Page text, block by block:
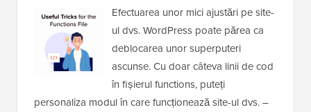
Efectuarea unor mici ajustări pe site-
ul dvs. WordPress poate părea ca
deblocarea unor superputeri
ascunse. Cu doar câteva linii de cod
în fișierul functions, puteți
personaliza modul în care funcționează site-ul dvs. –